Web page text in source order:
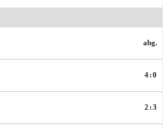
abg.
4:0
2:3